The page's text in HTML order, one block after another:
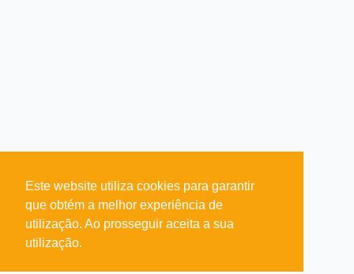
Este website utiliza cookies para garantir
que obtém a melhor experiência de
utilização. Ao prosseguir aceita a sua
utilização.